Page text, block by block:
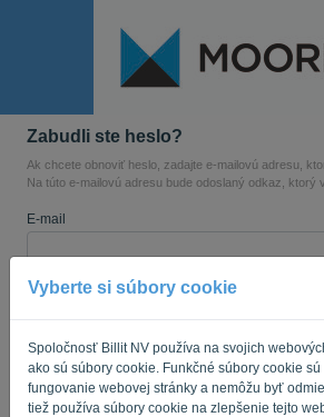
Vyberte si súbory cookie
Spoločnosť Billit NV používa na svojich
ako sú súbory cookie. Funkčné súbory cookie
fungovanie webovej stránky a nemôžu byť
tiež používa súbory cookie na zlepšenie tejto
Zabudli ste heslo?
Ak chcete obnoviť heslo, zadajte e-mailovú adresu,
Na túto e-mailovú adresu bude odoslaný odkaz, ktorý
E-mail
Nie ste počítač? Vyplňte „ “.
ODOSLAŤ ODKAZ